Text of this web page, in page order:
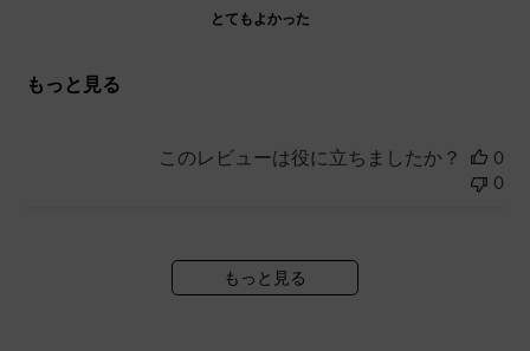
とてもよかった
もっと見る
このレビューは役に立ちましたか？
0
0
もっと見る